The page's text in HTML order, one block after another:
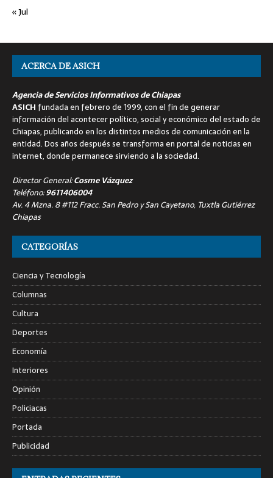
« Jul
ACERCA DE ASICH
Agencia de Servicios Informativos de Chiapas
ASICH fundada en febrero de 1999, con el fin de generar
información del acontecer político, social y económico del estado de
Chiapas, publicando en los distintos medios de comunicación en la
entidad. Dos años después se transforma en portal de noticias en
internet, donde permanece sirviendo a la sociedad.
Director General:Cosme Vázquez
Teléfono:9611406004
Av. 4 Mzna. 8 #112 Fracc. San Pedro y San Cayetano, Tuxtla Gutiérrez
Chiapas
CATEGORÍAS
Ciencia y Tecnología
Columnas
Cultura
Deportes
Economía
Interiores
Opinión
Policiacas
Portada
Publicidad